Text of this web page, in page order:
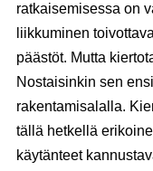
ratkaisemisessa on
liikkuminen
päästöt. Mutta
Nostaisinkin sen
rakentamisalalla.
tällä hetkellä
käytänteet